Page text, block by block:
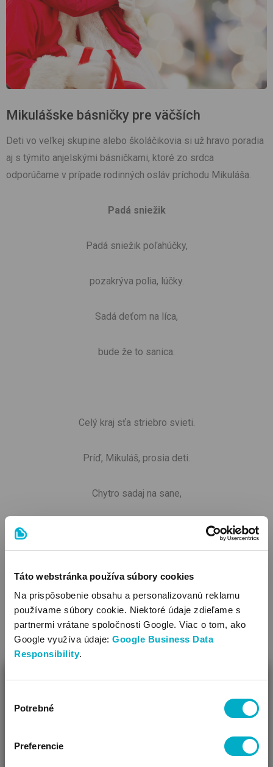
Táto webstránka používa súbory cookies
Na prispôsobenie obsahu a personalizovanú reklamu
používame súbory cookie. Niektoré údaje zdieľame s
partnermi vrátane spoločnosti Google. Viac o tom, ako
Google využíva údaje: Google Business Data
Responsibility.
súhlasu
Potrebné
Preferencie
Mikulášske básničky pre väčších
Deti vo veľkej skupine alebo školáčikovia si už hravo poradia
aj s týmito anjelskými básničkami, ktoré zo srdca
odporúčame v prípade rodinných osláv príchodu Mikuláša.
Padá sniežik
Padá sniežik poľahúčky,
pozakrýva polia, lúčky.
Sadá deťom na líca,
bude že to sanica.
Celý kraj sťa striebro svieti.
Príď, Mikuláš, prosia deti.
Chytro sadaj na sane,
Ukážeme ti čo vieme,
rozprávočky rozpovieme,